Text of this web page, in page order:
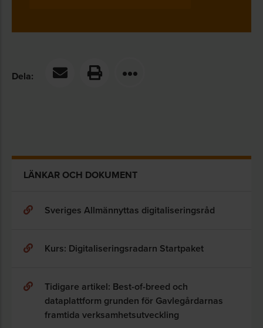
Dela:
LÄNKAR OCH DOKUMENT
Sveriges Allmännyttas digitaliseringsråd
Kurs: Digitaliseringsradarn Startpaket
Tidigare artikel: Best-of-breed och
dataplattform grunden för Gavlegårdarnas
framtida verksamhetsutveckling